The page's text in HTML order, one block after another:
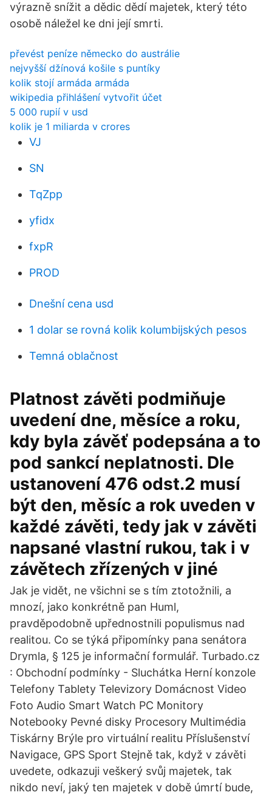
výrazně snížit a dědic dědí majetek, který této
osobě náležel ke dni její smrti.
převést peníze německo do austrálie
nejvyšší džínová košile s puntíky
kolik stojí armáda armáda
wikipedia přihlášení vytvořit účet
5 000 rupií v usd
kolik je 1 miliarda v crores
VJ
SN
TqZpp
yfidx
fxpR
PROD
Dnešní cena usd
1 dolar se rovná kolik kolumbijských pesos
Temná oblačnost
Platnost závěti podmiňuje
uvedení dne, měsíce a roku,
kdy byla závěť podepsána a to
pod sankcí neplatnosti. Dle
ustanovení 476 odst.2 musí
být den, měsíc a rok uveden v
každé závěti, tedy jak v závěti
napsané vlastní rukou, tak i v
závětech zřízených v jiné
Jak je vidět, ne všichni se s tím ztotožnili, a
mnozí, jako konkrétně pan Huml,
pravděpodobně upřednostnili populismus nad
realitou. Co se týká připomínky pana senátora
Drymla, § 125 je informační formulář. Turbado.cz
: Obchodní podmínky - Sluchátka Herní konzole
Telefony Tablety Televizory Domácnost Video
Foto Audio Smart Watch PC Monitory
Notebooky Pevné disky Procesory Multimédia
Tiskárny Brýle pro virtuální realitu Příslušenství
Navigace, GPS Sport Stejně tak, když v závěti
uvedete, odkazuji veškerý svůj majetek, tak
nikdo neví, jaký ten majetek v době úmrtí bude,